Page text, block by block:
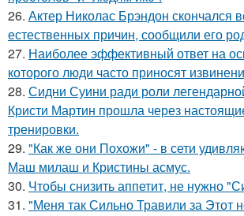
26. Актер Николас Брэндон скончался
естественных причин, сообщили его
27. Наиболее эффективный ответ на
которого люди часто приносят
28. Сидни Суини ради роли
Кристи Мартин прошла через
тренировки.
29. "Как же они Похожи" - в сети
Маш милаш и Кристины асмус.
30. Чтобы снизить аппетит, не нужно
31. "Меня так Сильно Травили за Этот